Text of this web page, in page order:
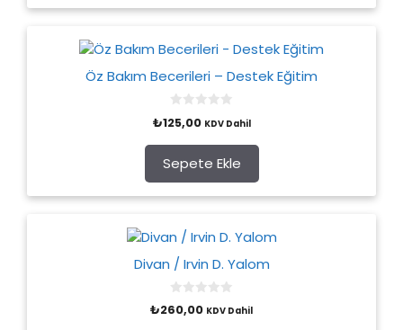
Öz Bakım Becerileri – Destek Eğitim
o
t
o
f
5
₺125,00 KDV Dahil
Sepete Ekle
Divan / Irvin D. Yalom
0
o
₺260,00 KDV Dahil